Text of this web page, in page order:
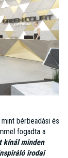
bérbeadási és
fogadta a
kínál minden
irodai